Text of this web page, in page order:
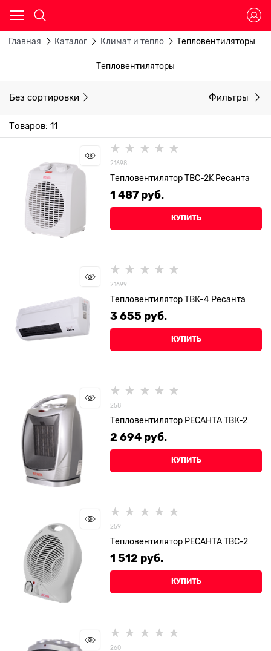
Главная Каталог Климат и тепло Тепловентиляторы
Тепловентиляторы
Без сортировки Фильтры
Товаров: 11
21698
Тепловентилятор ТВC-2K Ресанта
1 487 руб.
КУПИТЬ
21699
Тепловентилятор ТВК-4 Ресанта
3 655 руб.
КУПИТЬ
258
Тепловентилятор РЕСАНТА ТВК-2
2 694 руб.
КУПИТЬ
259
Тепловентилятор РЕСАНТА ТВС-2
1 512 руб.
КУПИТЬ
260